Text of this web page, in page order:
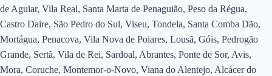
de Aguiar, Vila Real, Santa Marta de Penaguião, Peso da Régua,
Castro Daire, São Pedro do Sul, Viseu, Tondela, Santa Comba Dão,
Mortágua, Penacova, Vila Nova de Poiares, Lousã, Góis, Pedrogão
Grande, Sertã, Vila de Rei, Sardoal, Abrantes, Ponte de Sor, Avis,
Mora, Coruche, Montemor-o-Novo, Viana do Alentejo, Alcácer do